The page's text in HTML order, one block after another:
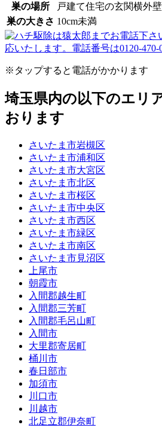
巣の場所
戸建て住宅の玄関横外壁
巣の大きさ 10cm未満
※タップすると電話がかかります
埼玉県内の以下のエリ
おります
さいたま市岩槻区
さいたま市浦和区
さいたま市大宮区
さいたま市北区
さいたま市桜区
さいたま市中央区
さいたま市西区
さいたま市緑区
さいたま市南区
さいたま市見沼区
上尾市
朝霞市
入間郡越生町
入間郡三芳町
入間郡毛呂山町
入間市
大里郡寄居町
桶川市
春日部市
加須市
川口市
川越市
北足立郡伊奈町